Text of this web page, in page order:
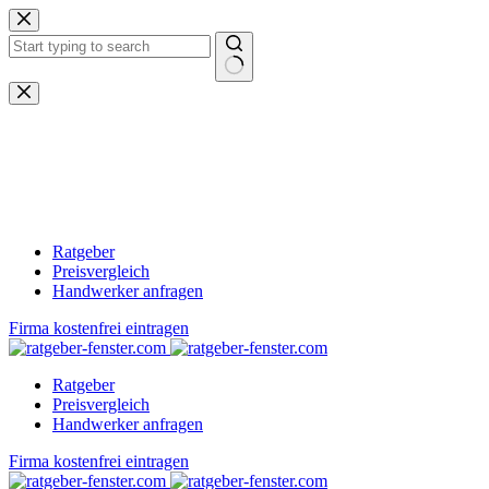
Zum
Inhalt
springen
Keine
Ergebnisse
Ratgeber
Preisvergleich
Handwerker anfragen
Firma kostenfrei eintragen
Ratgeber
Preisvergleich
Handwerker anfragen
Firma kostenfrei eintragen